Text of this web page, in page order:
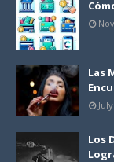
Las
Los